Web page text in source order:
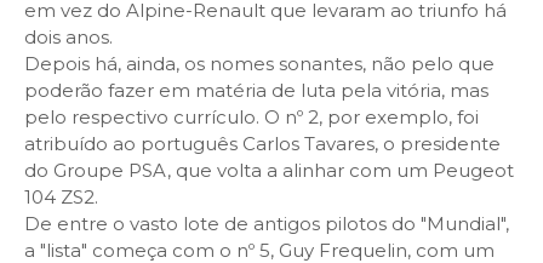
em vez do Alpine-Renault que levaram ao triunfo há
dois anos.
Depois há, ainda, os nomes sonantes, não pelo que
poderão fazer em matéria de luta pela vitória, mas
pelo respectivo currículo. O nº 2, por exemplo, foi
atribuído ao português Carlos Tavares, o presidente
do Groupe PSA, que volta a alinhar com um Peugeot
104 ZS2.
De entre o vasto lote de antigos pilotos do "Mundial",
a "lista" começa com o nº 5, Guy Frequelin, com um